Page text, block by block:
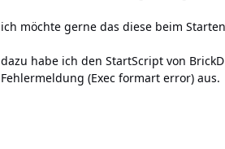
ich möchte gerne das diese beim
dazu habe ich den StartScript von
Fehlermeldung (Exec formart error) aus.